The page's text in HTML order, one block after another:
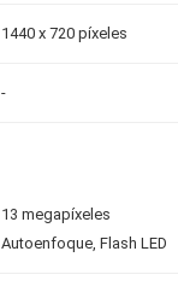
1440 x 720 píxeles
-
13 megapíxeles
Autoenfoque, Flash LED